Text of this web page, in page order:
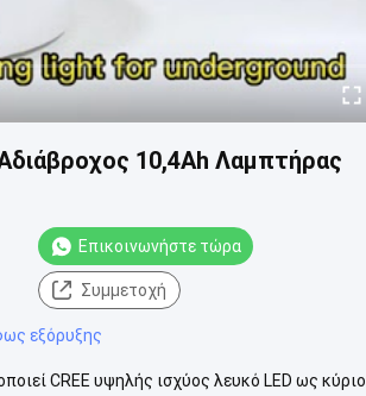
10,4Ah Λαμπτήρας
Επικοινωνήστε τώρα
Συμμετοχή
εξόρυξης
CREE υψηλής ισχύος λευκό LED ως κύριο